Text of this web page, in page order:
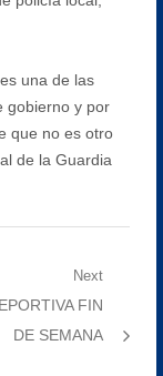
una de las
gobierno y por
que no es otro
de la Guardia
Next
FIN
DE SEMANA